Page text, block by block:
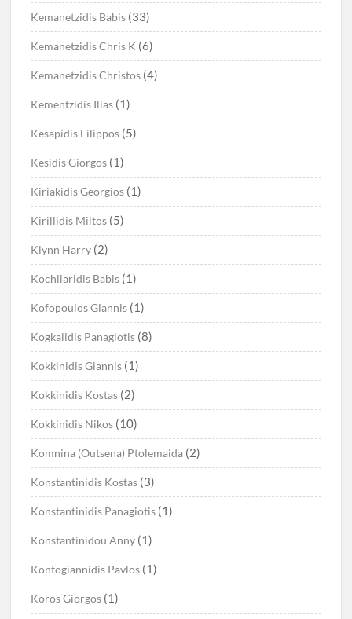
Kemanetzidis Babis (33)
Kemanetzidis Chris K (6)
Kemanetzidis Christos (4)
Kementzidis Ilias (1)
Kesapidis Filippos (5)
Kesidis Giorgos (1)
Kiriakidis Georgios (1)
Kirillidis Miltos (5)
Klynn Harry (2)
Kochliaridis Babis (1)
Kofopoulos Giannis (1)
Kogkalidis Panagiotis (8)
Kokkinidis Giannis (1)
Kokkinidis Kostas (2)
Kokkinidis Nikos (10)
Komnina (Outsena) Ptolemaida (2)
Konstantinidis Kostas (3)
Konstantinidis Panagiotis (1)
Konstantinidou Anny (1)
Kontogiannidis Pavlos (1)
Koros Giorgos (1)